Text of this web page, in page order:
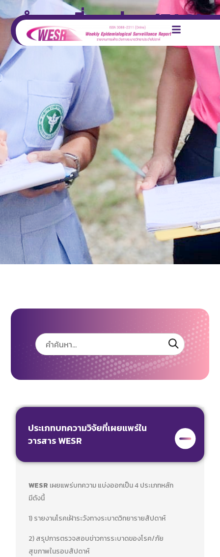
คำถามที่พบบ่อย (FAQ)
ประเภทบทความวิจัยที่เผยแพร่ใน
วารสาร WESR
WESR เผยแพร่บทความ แบ่งออกเป็น 4 ประเภทหลัก
มีดังนี้
1) รายงานโรคเฝ้าระวังทางระบาดวิทยารายสัปดาห์
2) สรุปการตรวจสอบข่าวการระบาดของโรค/ภัย
สุขภาพในรอบสัปดาห์